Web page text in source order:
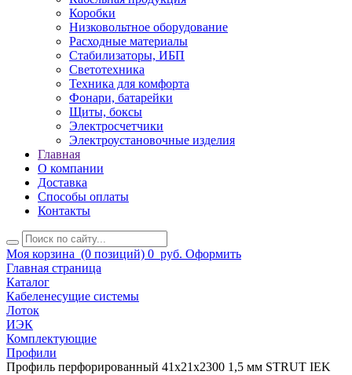
Коробки
Низковольтное оборудование
Расходные материалы
Стабилизаторы, ИБП
Светотехника
Техника для комфорта
Фонари, батарейки
Щиты, боксы
Электросчетчики
Электроустановочные изделия
Главная
О компании
Доставка
Способы оплаты
Контакты
Моя корзина (0 позиций) 0 руб. Оформить
Главная страница
Каталог
Кабеленесущие системы
Лоток
ИЭК
Комплектующие
Профили
Профиль перфорированный 41х21х2300 1,5 мм STRUT IEK